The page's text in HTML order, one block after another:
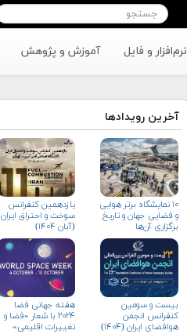
نرم‌افزار و فایل آموزش و پژوهش
آخرین رویدادها
۱۰ نمایشگاه برتر هوایی
و فضایی جهان و تاریخ
برگزاری آن‌ها
یازدهمین کنفرانس
سوخت و احتراق ایران
(آبان‌ ۱۴۰۴)
بیست و سومین
کنفرانس انجمن
هوافضای ايران (۱۴۰۴)
هفته جهانی فضا
۲۰۲۴ با شعار «فضا و
تغییرات اقلیمی»